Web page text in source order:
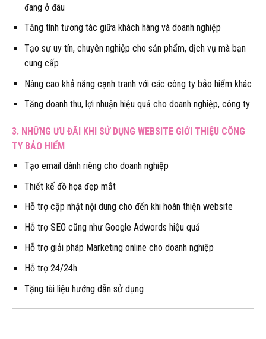
đang ở đâu
Tăng tính tương tác giữa khách hàng và doanh nghiệp
Tạo sự uy tín, chuyên nghiệp cho sản phẩm, dịch vụ mà bạn
cung cấp
Nâng cao khả năng cạnh tranh với các công ty bảo hiểm khác
Tăng doanh thu, lợi nhuận hiệu quả cho doanh nghiệp, công ty
3. NHỮNG ƯU ĐÃI KHI SỬ DỤNG WEBSITE GIỚI THIỆU CÔNG
TY BẢO HIỂM
Tạo email dành riêng cho doanh nghiệp
Thiết kế đồ họa đẹp mắt
Hỗ trợ cập nhật nội dung cho đến khi hoàn thiện website
Hỗ trợ SEO cũng như Google Adwords hiệu quả
Hỗ trợ giải pháp Marketing online cho doanh nghiệp
Hỗ trợ 24/24h
Tặng tài liệu hướng dẫn sử dụng